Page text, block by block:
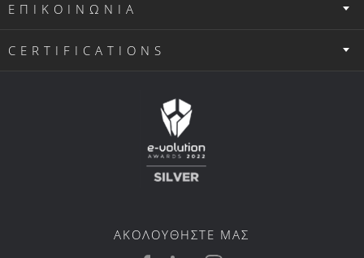
ΕΠΙΚΟΙΝΩΝΙΑ
CERTIFICATIONS
ΑΚΟΛΟΥΘΗΣΤΕ ΜΑΣ